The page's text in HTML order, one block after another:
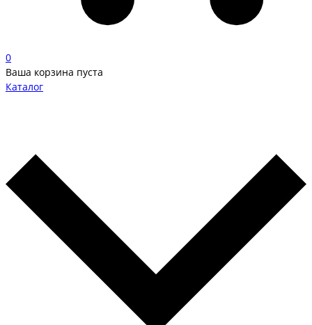
0
Ваша корзина пуста
Каталог